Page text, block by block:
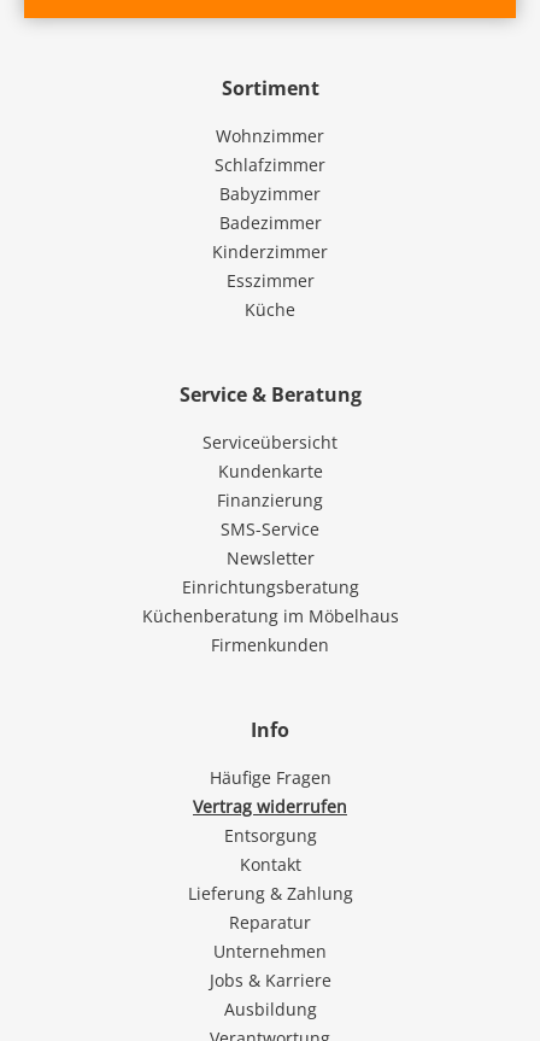
Sortiment
Wohnzimmer
Schlafzimmer
Babyzimmer
Badezimmer
Kinderzimmer
Esszimmer
Küche
Service & Beratung
Serviceübersicht
Kundenkarte
Finanzierung
SMS-Service
Newsletter
Einrichtungsberatung
Küchenberatung im Möbelhaus
Firmenkunden
Info
Häufige Fragen
Vertrag widerrufen
Entsorgung
Kontakt
Lieferung & Zahlung
Reparatur
Unternehmen
Jobs & Karriere
Ausbildung